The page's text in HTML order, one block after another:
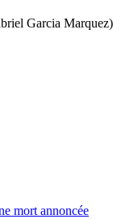
Garcia Marquez)
mort annoncée